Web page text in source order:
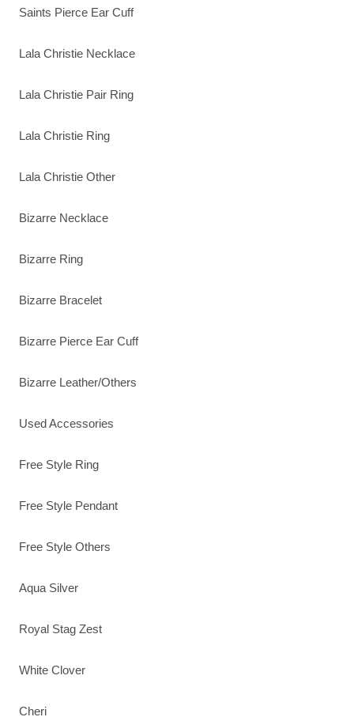
Saints Pierce Ear Cuff
Lala Christie Necklace
Lala Christie Pair Ring
Lala Christie Ring
Lala Christie Other
Bizarre Necklace
Bizarre Ring
Bizarre Bracelet
Bizarre Pierce Ear Cuff
Bizarre Leather/Others
Used Accessories
Free Style Ring
Free Style Pendant
Free Style Others
Aqua Silver
Royal Stag Zest
White Clover
Cheri